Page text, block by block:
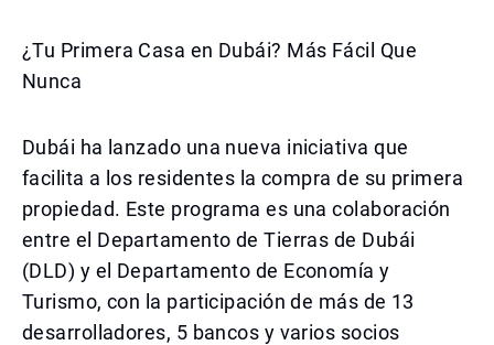
¿Tu Primera Casa en Dubái? Más Fácil Que
Nunca
Dubái ha lanzado una nueva iniciativa que
facilita a los residentes la compra de su primera
propiedad. Este programa es una colaboración
entre el Departamento de Tierras de Dubái
(DLD) y el Departamento de Economía y
Turismo, con la participación de más de 13
desarrolladores, 5 bancos y varios socios